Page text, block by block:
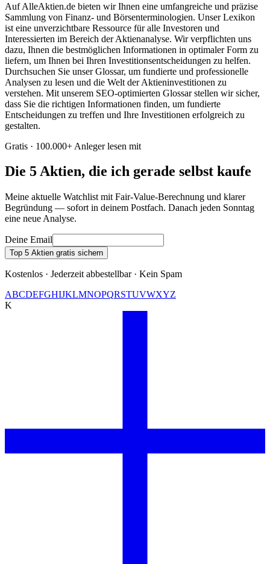
Auf AlleAktien.de bieten wir Ihnen eine umfangreiche und präzise
Sammlung von Finanz- und Börsenterminologien. Unser Lexikon
ist eine unverzichtbare Ressource für alle Investoren und
Interessierten im Bereich der Aktienanalyse. Wir verpflichten uns
dazu, Ihnen die bestmöglichen Informationen in optimaler Form zu
liefern, um Ihnen bei Ihren Investitionsentscheidungen zu helfen.
Durchsuchen Sie unser Glossar, um fundierte und professionelle
Analysen zu lesen und die Welt der Aktieninvestitionen zu
verstehen. Mit unserem SEO-optimierten Glossar stellen wir sicher,
dass Sie die richtigen Informationen finden, um fundierte
Entscheidungen zu treffen und Ihre Investitionen erfolgreich zu
gestalten.
Gratis · 100.000+ Anleger lesen mit
Die 5 Aktien, die ich gerade selbst kaufe
Meine aktuelle Watchlist mit Fair-Value-Berechnung und klarer
Begründung — sofort in deinem Postfach. Danach jeden Sonntag
eine neue Analyse.
Deine Email
Top 5 Aktien gratis sichern
Kostenlos · Jederzeit abbestellbar · Kein Spam
ABCDEFGHIJKLMNOPQRSTUVWXYZ
K